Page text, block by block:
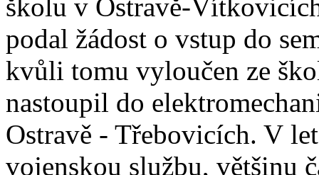
školu v Ostravě-
podal žádost o vstup do
kvůli tomu vyloučen ze
nastoupil do
Ostravě - Třebovicích. V
vojenskou službu, většinu